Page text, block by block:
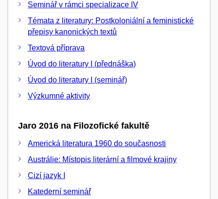
Seminář v rámci specializace IV
Témata z literatury: Postkoloniální a feministické
přepisy kanonických textů
Textová příprava
Úvod do literatury I (přednáška)
Úvod do literatury I (seminář)
Výzkumné aktivity
Jaro 2016 na Filozofické fakultě
Americká literatura 1960 do současnosti
Austrálie: Místopis literární a filmové krajiny
Cizí jazyk I
Katederní seminář